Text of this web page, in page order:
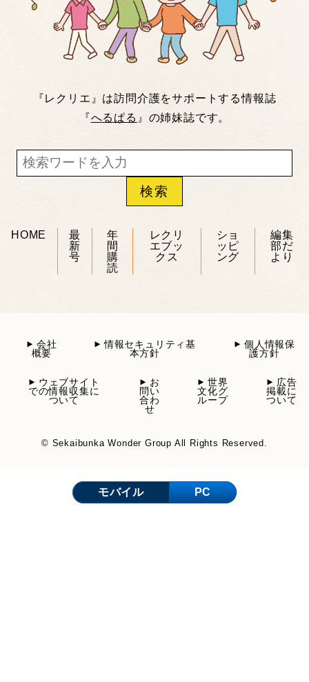
『レクリエ』は訪問介護をサポートする情報誌
『へるぱる 』の姉妹誌です。
HOME
最
新
号
年
間
購
読
レクリ
エブッ
クス
ショ
ッピ
ング
編集
部だ
より
会社
概要
情報セキュリティ基
本方針
個人情報保
護方針
ウェブサイト
での情報収集に
ついて
お
問い
合わ
せ
世界
文化グ
ループ
広告
掲載に
ついて
© Sekaibunka Wonder Group All Rights Reserved.
モバイル PC